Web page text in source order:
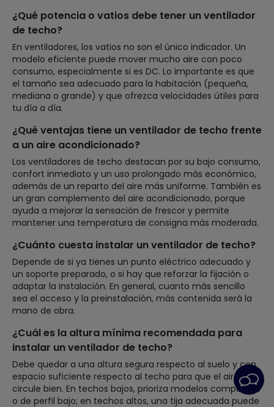
¿Qué potencia o vatios debe tener un ventilador
de techo?
En ventiladores, los vatios no son el único indicador. Un
modelo eficiente puede mover mucho aire con poco
consumo, especialmente si es DC. Lo importante es que
el tamaño sea adecuado para la habitación (pequeña,
mediana o grande) y que ofrezca velocidades útiles para
tu día a día.
¿Qué ventajas tiene un ventilador de techo frente
a un aire acondicionado?
Los ventiladores de techo destacan por su bajo consumo,
confort inmediato y un uso prolongado más económico,
además de un reparto del aire más uniforme. También es
un gran complemento del aire acondicionado, porque
ayuda a mejorar la sensación de frescor y permite
mantener una temperatura de consigna más moderada.
¿Cuánto cuesta instalar un ventilador de techo?
Depende de si ya tienes un punto eléctrico adecuado y
un soporte preparado, o si hay que reforzar la fijación o
adaptar la instalación. En general, cuanto más sencillo
sea el acceso y la preinstalación, más contenida será la
mano de obra.
¿Cuál es la altura mínima recomendada para
instalar un ventilador de techo?
Debe quedar a una altura segura respecto al suelo y con
espacio suficiente respecto al techo para que el aire
circule bien. En techos bajos, prioriza modelos compactos
o de perfil bajo; en techos altos, una tija adecuada puede